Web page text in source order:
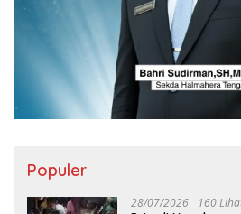
Populer
28/07/2026 160